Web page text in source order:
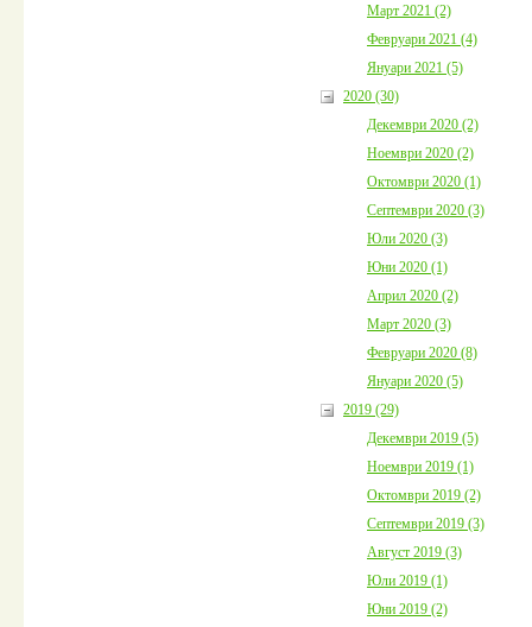
Март 2021 (2)
Февруари 2021 (4)
Януари 2021 (5)
2020 (30)
Декември 2020 (2)
Ноември 2020 (2)
Октомври 2020 (1)
Септември 2020 (3)
Юли 2020 (3)
Юни 2020 (1)
Април 2020 (2)
Март 2020 (3)
Февруари 2020 (8)
Януари 2020 (5)
2019 (29)
Декември 2019 (5)
Ноември 2019 (1)
Октомври 2019 (2)
Септември 2019 (3)
Август 2019 (3)
Юли 2019 (1)
Юни 2019 (2)